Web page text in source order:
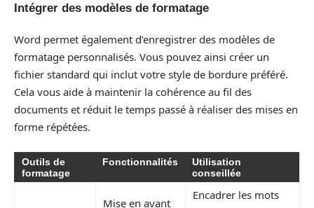
Intégrer des modèles de formatage
Word permet également d’enregistrer des modèles de
formatage personnalisés. Vous pouvez ainsi créer un
fichier standard qui inclut votre style de bordure préféré.
Cela vous aide à maintenir la cohérence au fil des
documents et réduit le temps passé à réaliser des mises en
forme répétées.
Outils de
formatage
Fonctionnalités
Utilisation
conseillée
Mise en avant
Encadrer les mots